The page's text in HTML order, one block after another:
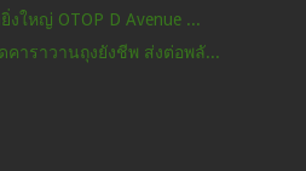
ใหญ่ OTOP D Avenue ...
าราวานถุงยังชีพ ส่งต่อพลั...